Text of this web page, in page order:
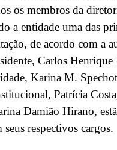
os membros da
a entidade uma das
de acordo com a
Carlos Henrique
Karina M.
Patrícia
Damião Hirano,
seus respectivos cargos.